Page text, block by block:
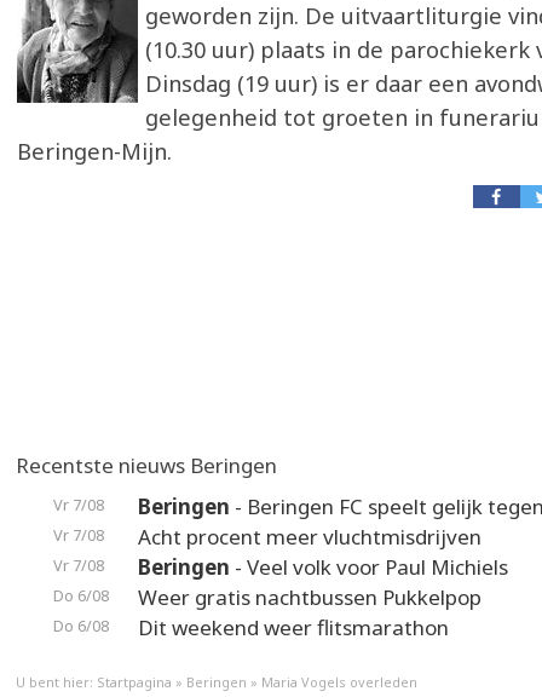
geworden zijn. De uitvaartliturgie
(10.30 uur) plaats in de parochiekerk
Dinsdag (19 uur) is er daar een
gelegenheid tot groeten in
Beringen-Mijn.
Recentste nieuws Beringen
Vr 7/08 Beringen - Beringen FC speelt gelijk
Vr 7/08 Acht procent meer vluchtmisdrijven
Vr 7/08 Beringen - Veel volk voor Paul Michiels
Do 6/08 Weer gratis nachtbussen Pukkelpop
Do 6/08 Dit weekend weer flitsmarathon
U bent hier: Startpagina » Beringen » Maria Vogels overleden